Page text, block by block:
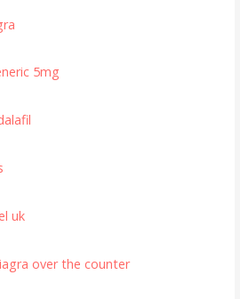
5mg
uk
over the counter